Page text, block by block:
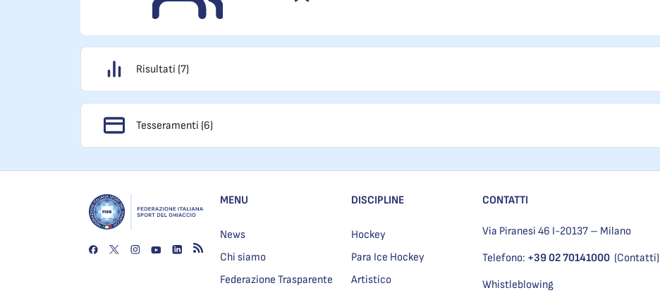
Risultati (7)
Tesseramenti (6)
MENU
News
Chi siamo
Federazione Trasparente
DISCIPLINE
Hockey
Para Ice Hockey
Artistico
CONTATTI
Via Piranesi 46 I-20137 – Milano
Telefono: +39 02 70141000 (Contatti)
Whistleblowing